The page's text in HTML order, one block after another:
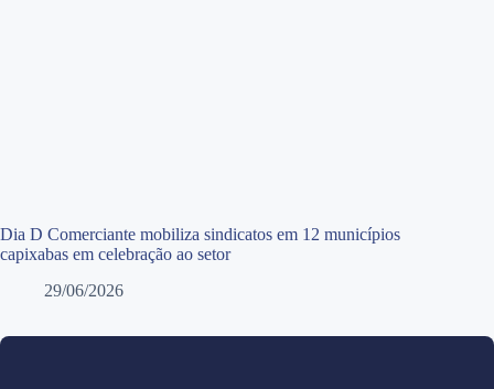
Dia D Comerciante mobiliza sindicatos em 12 municípios
capixabas em celebração ao setor
29/06/2026